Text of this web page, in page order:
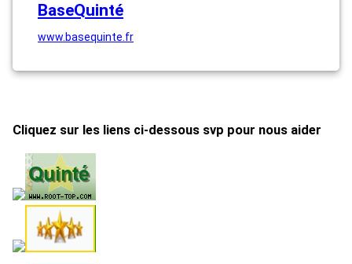
BaseQuinté
www.basequinte.fr
Cliquez sur les liens ci-dessous svp pour nous aider